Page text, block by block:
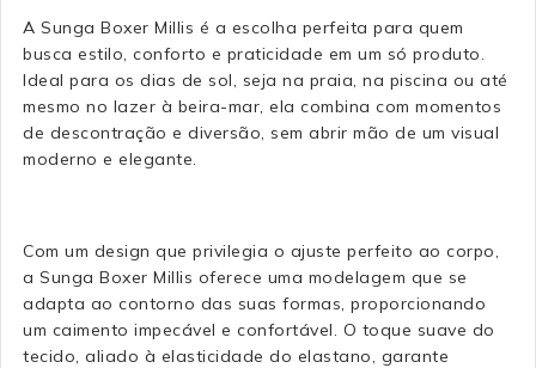
A Sunga Boxer Millis é a escolha perfeita para quem
busca estilo, conforto e praticidade em um só produto.
Ideal para os dias de sol, seja na praia, na piscina ou até
mesmo no lazer à beira-mar, ela combina com momentos
de descontração e diversão, sem abrir mão de um visual
moderno e elegante.
Com um design que privilegia o ajuste perfeito ao corpo,
a Sunga Boxer Millis oferece uma modelagem que se
adapta ao contorno das suas formas, proporcionando
um caimento impecável e confortável. O toque suave do
tecido, aliado à elasticidade do elastano, garante